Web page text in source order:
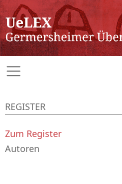
REGISTER
Zum Register
Autoren